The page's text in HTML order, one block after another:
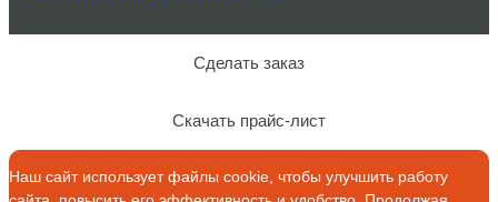
Сделать заказ
Скачать прайс-лист
Наш сайт использует файлы cookie, чтобы улучшить работу